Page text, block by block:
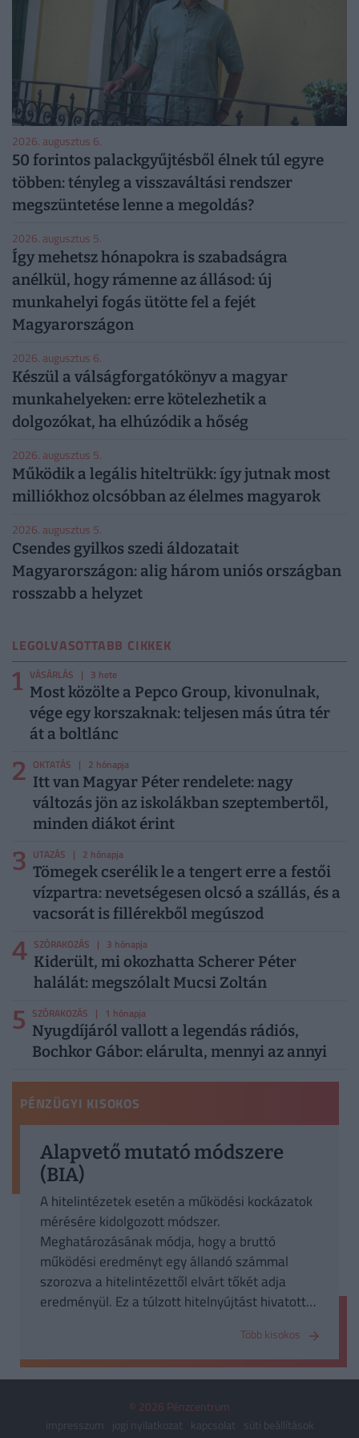
2026. augusztus 6.
50 forintos palackgyűjtésből élnek túl egyre
többen: tényleg a visszaváltási rendszer
megszüntetése lenne a megoldás?
2026. augusztus 5.
Így mehetsz hónapokra is szabadságra
anélkül, hogy rámenne az állásod: új
munkahelyi fogás ütötte fel a fejét
Magyarországon
2026. augusztus 6.
Készül a válságforgatókönyv a magyar
munkahelyeken: erre kötelezhetik a
dolgozókat, ha elhúzódik a hőség
2026. augusztus 5.
Működik a legális hiteltrükk: így jutnak most
milliókhoz olcsóbban az élelmes magyarok
2026. augusztus 5.
Csendes gyilkos szedi áldozatait
Magyarországon: alig három uniós országban
rosszabb a helyzet
LEGOLVASOTTABB CIKKEK
1 VÁSÁRLÁS | 3 hete
Most közölte a Pepco Group, kivonulnak,
vége egy korszaknak: teljesen más útra tér
át a boltlánc
2 OKTATÁS | 2 hónapja
Itt van Magyar Péter rendelete: nagy
változás jön az iskolákban szeptembertől,
minden diákot érint
3 UTAZÁS | 2 hónapja
Tömegek cserélik le a tengert erre a festői
vízpartra: nevetségesen olcsó a szállás, és a
vacsorát is fillérekből megúszod
4 SZÓRAKOZÁS | 3 hónapja
Kiderült, mi okozhatta Scherer Péter
halálát: megszólalt Mucsi Zoltán
5 SZÓRAKOZÁS | 1 hónapja
Nyugdíjáról vallott a legendás rádiós,
Bochkor Gábor: elárulta, mennyi az annyi
PÉNZÜGYI KISOKOS
Alapvető mutató módszere
(BIA)
A hitelintézetek esetén a működési kockázatok
mérésére kidolgozott módszer.
Meghatározásának módja, hogy a bruttó
működési eredményt egy állandó számmal
szorozva a hitelintézettől elvárt tőkét adja
eredményül. Ez a túlzott hitelnyújtást hivatott
Több kisokos
© 2026 Pénzcentrum
impresszum
jogi nyilatkozat kapcsolat
süti beállítások